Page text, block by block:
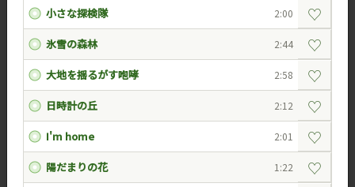
小さな探検隊 2:00 ♡
氷雪の森林 2:44 ♡
大地を揺るがす咆哮 2:58 ♡
日時計の丘 2:12 ♡
I'm home 2:01 ♡
陽だまりの花 1:22 ♡